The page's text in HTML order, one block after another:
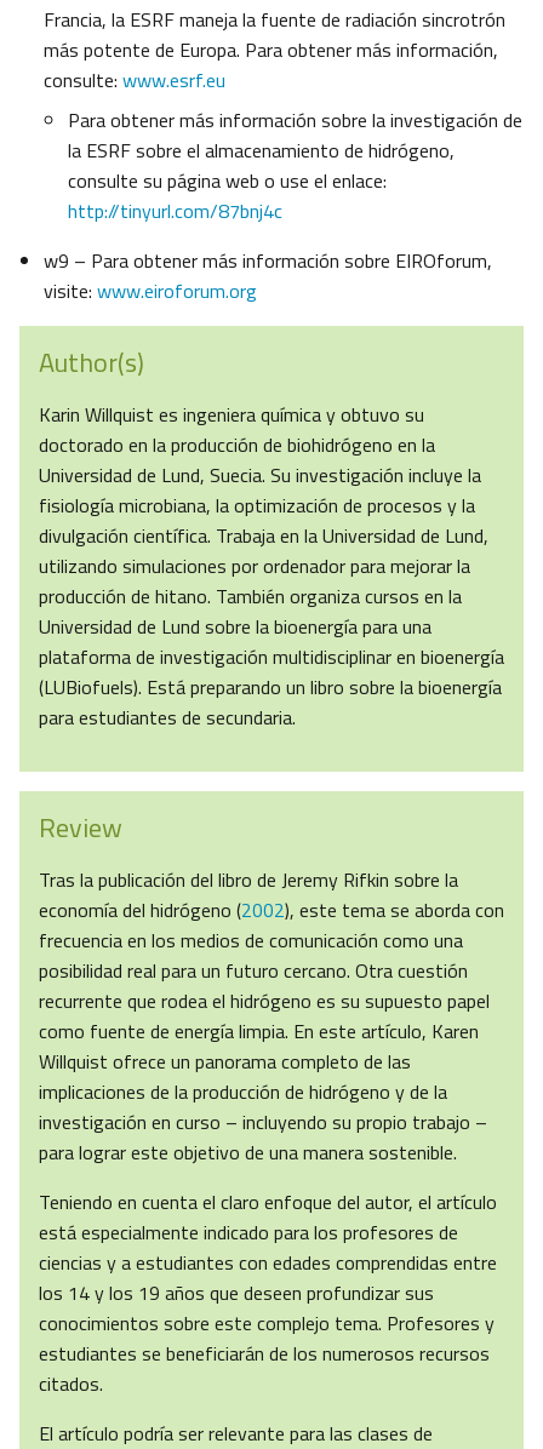
Francia, la ESRF maneja la fuente de radiación sincrotrón
más potente de Europa. Para obtener más información,
consulte: www.esrf.eu
Para obtener más información sobre la investigación de
la ESRF sobre el almacenamiento de hidrógeno,
consulte su página web o use el enlace:
http://tinyurl.com/87bnj4c
w9 – Para obtener más información sobre EIROforum,
visite: www.eiroforum.org
Author(s)
Karin Willquist es ingeniera química y obtuvo su
doctorado en la producción de biohidrógeno en la
Universidad de Lund, Suecia. Su investigación incluye la
fisiología microbiana, la optimización de procesos y la
divulgación científica. Trabaja en la Universidad de Lund,
utilizando simulaciones por ordenador para mejorar la
producción de hitano. También organiza cursos en la
Universidad de Lund sobre la bioenergía para una
plataforma de investigación multidisciplinar en bioenergía
(LUBiofuels). Está preparando un libro sobre la bioenergía
para estudiantes de secundaria.
Review
Tras la publicación del libro de Jeremy Rifkin sobre la
economía del hidrógeno (2002), este tema se aborda con
frecuencia en los medios de comunicación como una
posibilidad real para un futuro cercano. Otra cuestión
recurrente que rodea el hidrógeno es su supuesto papel
como fuente de energía limpia. En este artículo, Karen
Willquist ofrece un panorama completo de las
implicaciones de la producción de hidrógeno y de la
investigación en curso – incluyendo su propio trabajo –
para lograr este objetivo de una manera sostenible.
Teniendo en cuenta el claro enfoque del autor, el artículo
está especialmente indicado para los profesores de
ciencias y a estudiantes con edades comprendidas entre
los 14 y los 19 años que deseen profundizar sus
conocimientos sobre este complejo tema. Profesores y
estudiantes se beneficiarán de los numerosos recursos
citados.
El artículo podría ser relevante para las clases de